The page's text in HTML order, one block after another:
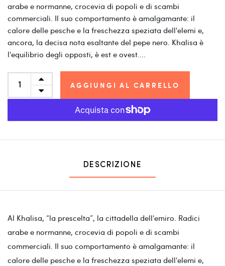
arabe e normanne, crocevia di popoli e di scambi
commerciali. Il suo comportamento è amalgamante: il
calore delle pesche e la freschezza speziata dell'elemi e,
ancora, la decisa nota esaltante del pepe nero. Khalisa è
l'equilibrio degli opposti, è est e ovest....
AGGIUNGI AL CARRELLO
DESCRIZIONE
Al Khalisa, “la prescelta”, la cittadella dell'emiro. Radici
arabe e normanne, crocevia di popoli e di scambi
commerciali. Il suo comportamento è amalgamante: il
calore delle pesche e la freschezza speziata dell'elemi e,